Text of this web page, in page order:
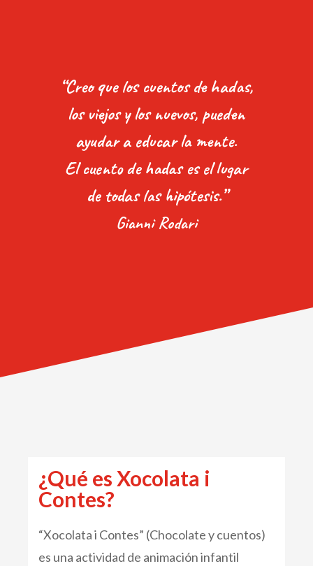
“Creo que los cuentos de hadas,
los viejos y los nuevos, pueden
ayudar a educar la mente.
El cuento de hadas es el lugar
de todas las hipótesis.”
Gianni Rodari
¿Qué es Xocolata i
Contes?
“Xocolata i Contes” (Chocolate y cuentos)
es una actividad de animación infantil